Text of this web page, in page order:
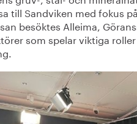
till Sandviken med fokus
besöktes Alleima,
som spelar viktiga